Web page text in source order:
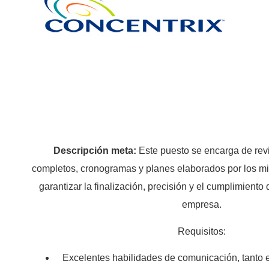
Descripción meta: Este puesto se encarga de
completos, cronogramas y planes elaborados por los
garantizar la finalización, precisión y el cumplimiento
empresa.
Requisitos:
Excelentes habilidades de comunicación, tanto